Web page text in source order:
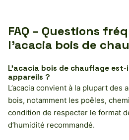
FAQ – Questions
l’acacia bois de
L’acacia bois de chauffage
appareils ?
L’acacia convient à la plupart des
bois, notamment les poêles,
condition de respecter le format
d’humidité recommandé.